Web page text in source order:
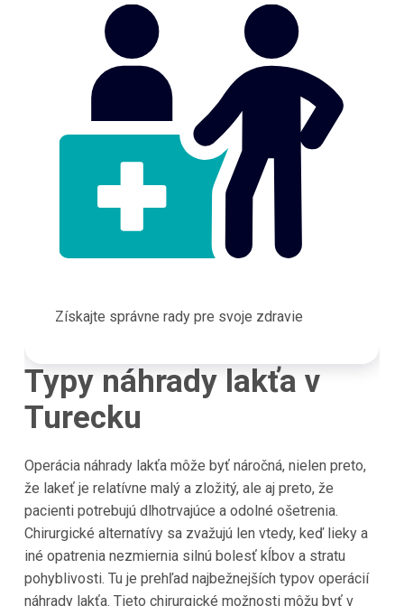
Získajte správne rady pre svoje zdravie
Typy náhrady lakťa v
Turecku
Operácia náhrady lakťa môže byť náročná, nielen preto,
že lakeť je relatívne malý a zložitý, ale aj preto, že
pacienti potrebujú dlhotrvajúce a odolné ošetrenia.
Chirurgické alternatívy sa zvažujú len vtedy, keď lieky a
iné opatrenia nezmiernia silnú bolesť kĺbov a stratu
pohyblivosti. Tu je prehľad najbežnejších typov operácií
náhrady lakťa. Tieto chirurgické možnosti môžu byť v